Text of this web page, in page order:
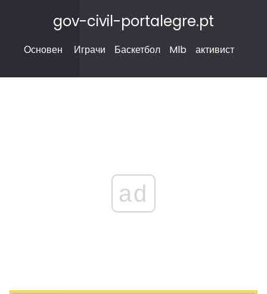
gov-civil-portalegre.pt
Основен Играчи Баскетбол Mlb активист
ad